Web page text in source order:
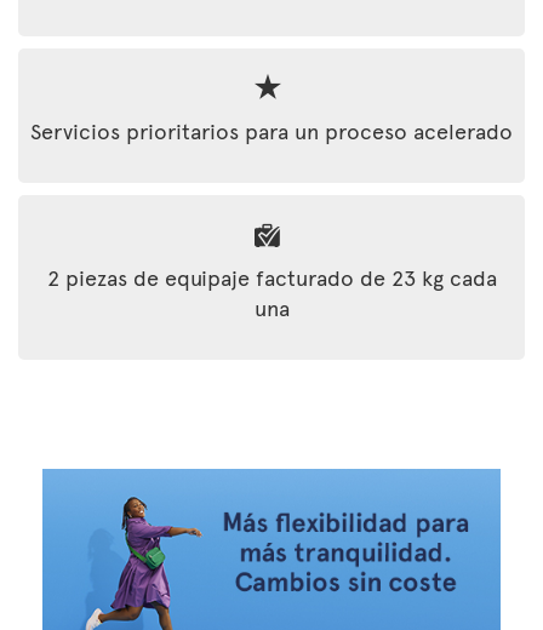
Servicios prioritarios para un proceso acelerado
2 piezas de equipaje facturado de 23 kg cada
una